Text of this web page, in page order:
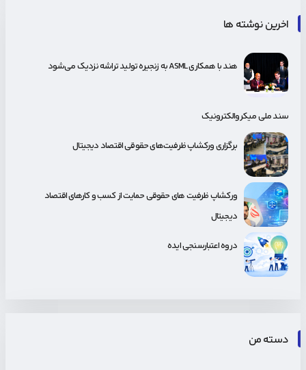
اخرین نوشته ها
هند با همکاری ASML به زنجیره تولید تراشه نزدیک می‌شود
سند ملی میکروالکترونیک
برگزاری ورکشاپ ظرفیت‌های حقوقی اقتصاد دیجیتال
ورکشاپ ظرفیت های حقوقی حمایت از کسب و کارهای اقتصاد
دیجیتال
دروه اعتبارسنجی ایده
دسته من